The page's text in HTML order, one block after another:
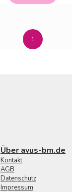
1
Über avus-bm.de
Kontakt
AGB
Datenschutz
Impressum